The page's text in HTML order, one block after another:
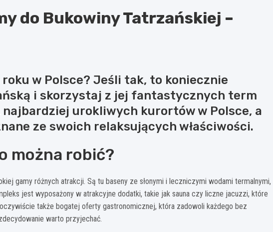
do Bukowiny Tatrzańskiej –
w Polsce? Jeśli tak, to koniecznie
i skorzystaj z jej fantastycznych term
urokliwych kurortów w Polsce, a
ze swoich relaksujących właściwości.
można robić?
gamy różnych atrakcji. Są tu baseny ze słonymi i leczniczymi wodami termalnymi,
jest wyposażony w atrakcyjne dodatki, takie jak sauna czy liczne jacuzzi, które
także bogatej oferty gastronomicznej, która zadowoli każdego bez
warto przyjechać.